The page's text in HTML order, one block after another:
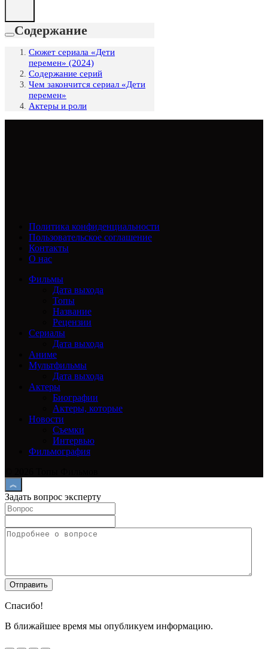
Содержание
Сюжет сериала «Дети
перемен» (2024)
Содержание серий
Чем закончится сериал «Дети
перемен»
Актеры и роли
Политика конфиденциальности
Пользовательское соглашение
Контакты
О нас
Фильмы
Дата выхода
Топы
Название
Рецензии
Сериалы
Дата выхода
Аниме
Мультфильмы
Дата выхода
Актеры
Биографии
Актеры, которые
Новости
Съемки
Интервью
Фильмография
Задать вопрос эксперту
Спасибо!
В ближайшее время мы опубликуем информацию.